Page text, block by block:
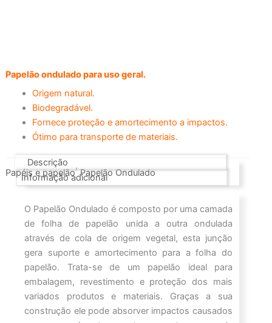
Papelão ondulado para uso geral.
Origem natural.
Biodegradável.
Fornece proteção e amortecimento a impactos.
Ótimo para transporte de materiais.
Papéis e papelão
,
Papelão Ondulado
Descrição
Informação adicional
O Papelão Ondulado é composto por uma camada
de folha de papelão unida a outra ondulada
através de cola de origem vegetal, esta junção
gera suporte e amortecimento para a folha do
papelão. Trata-se de um papelão ideal para
embalagem, revestimento e proteção dos mais
variados produtos e materiais. Graças a sua
construção ele pode absorver impactos causados